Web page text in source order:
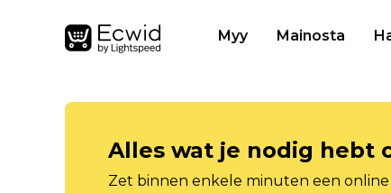
Myy Mainosta
Alles wat je nodig hebt
Zet binnen enkele minuten een